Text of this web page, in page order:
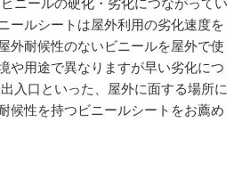
ニールの硬化・劣化につながってい
ールシートは屋外利用の劣化速度を
外耐候性のないビニールを屋外で使
や用途で異なりますが早い劣化につ
入口といった、屋外に面する場所に
候性を持つビニールシートをお薦め